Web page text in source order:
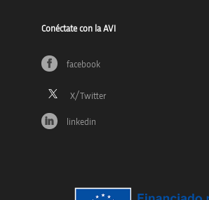
Conéctate con la AVI
facebook
linkedin